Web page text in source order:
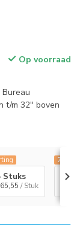
Op voorraad
t/m 32" boven
Stuks
/ Stuk
7%